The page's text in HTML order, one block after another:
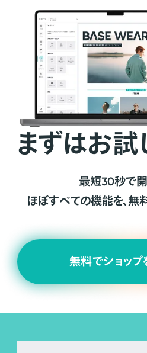
まずはお試
最短30秒で開
ほぼすべての機能を、無
無料でショップ